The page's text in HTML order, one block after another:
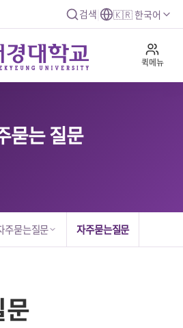
검색 🇰🇷 한국어
퀵메뉴
묻는 질문
주묻는질문 자주묻는질문